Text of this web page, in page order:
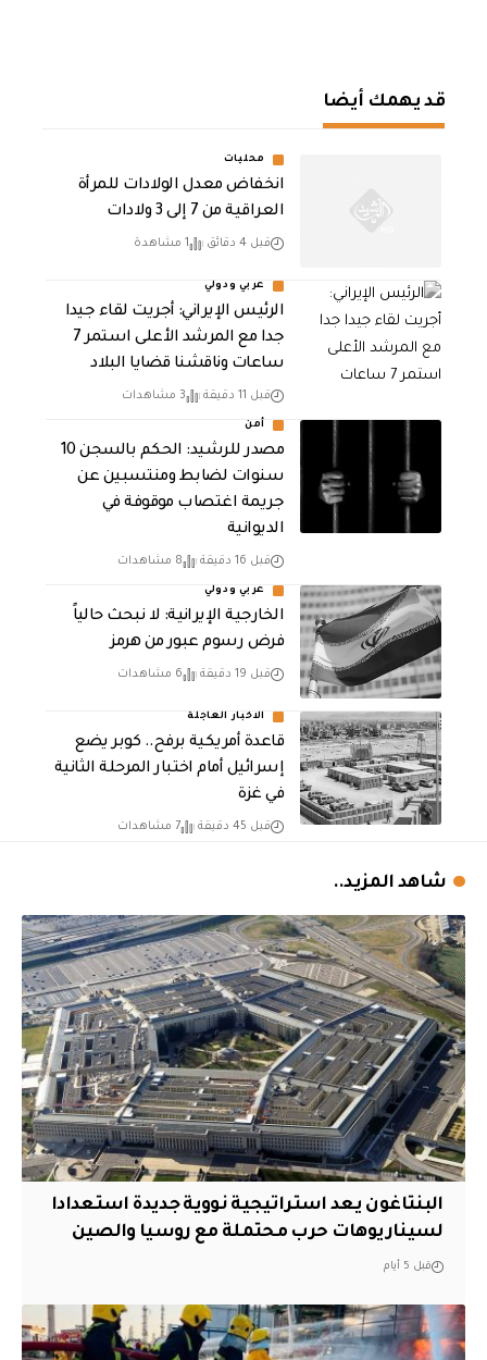
قد يهمك أيضا
محليات
انخفاض معدل الولادات للمرأة
العراقية من 7 إلى 3 ولادات
قبل 4 دقائق 1 مشاهدة
عربي ودولي
الرئيس الإيراني: أجريت لقاء جيدا
جدا مع المرشد الأعلى استمر 7
ساعات وناقشنا قضايا البلاد
قبل 11 دقيقة 3 مشاهدات
أمن
مصدر للرشيد: الحكم بالسجن 10
سنوات لضابط ومنتسبين عن
جريمة اغتصاب موقوفة في
الديوانية
قبل 16 دقيقة 8 مشاهدات
عربي ودولي
الخارجية الإيرانية: لا نبحث حالياً
فرض رسوم عبور من هرمز
قبل 19 دقيقة 6 مشاهدات
الاخبار العاجلة
قاعدة أمريكية برفح.. كوبر يضع
إسرائيل أمام اختبار المرحلة الثانية
في غزة
قبل 45 دقيقة 7 مشاهدات
شاهد المزيد..
البنتاغون يعد استراتيجية نووية جديدة استعدادا
لسيناريوهات حرب محتملة مع روسيا والصين
قبل 5 أيام